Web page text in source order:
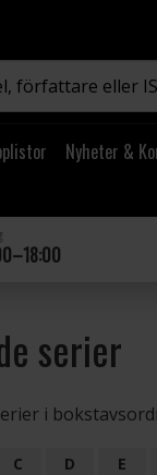
Nyheter &
serier
i
C D E